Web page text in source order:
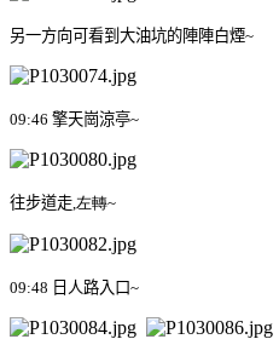
另一方向可看到大油坑的陣陣白煙~
09:46 擎天崗涼亭~
往步道走 ,左轉~
09:48 日人路入口~